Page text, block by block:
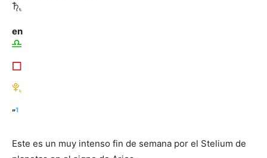
en
”1
Este es un muy intenso fin de semana por el Stelium de